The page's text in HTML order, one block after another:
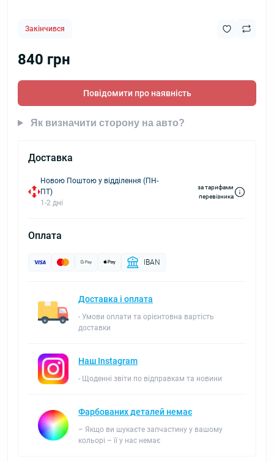
Закінчився
840 грн
Повідомити про наявність
Як визначити сторону на авто?
Доставка
Новою Поштою у відділення (ПН-
ПТ)
1-2 дні
за тарифами
перевізника
Оплата
IBAN
Доставка і оплата
- Умови оплати та орієнтовна вартість
доставки
Наш Instagram
- Щоденні звіти по відправкам та новини
Фарбованих деталей немає
– Якщо ви шукаєте запчастину у вашому
кольорі – її у нас немає